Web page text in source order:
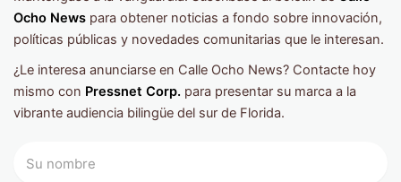
Ocho News para obtener noticias a fondo sobre innovación,
políticas públicas y novedades comunitarias que le interesan.
¿Le interesa anunciarse en Calle Ocho News? Contacte hoy
mismo con Pressnet Corp. para presentar su marca a la
vibrante audiencia bilingüe del sur de Florida.